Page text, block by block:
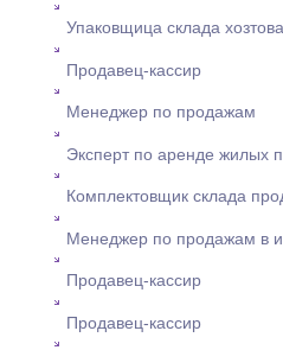
Упаковщица склада
Продавец-кассир
Менеджер по продажам
Эксперт по аренде жилых
Комплектовщик склада
Менеджер по продажам в
Продавец-кассир
Продавец-кассир